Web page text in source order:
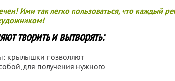
Ими так легко пользоваться, что каждый
творить и вытворять:
крылышки позволяют
для получения нужного